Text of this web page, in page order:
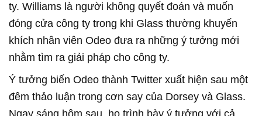
ty. Williams là người không quyết đoán và muốn
đóng cửa công ty trong khi Glass thường khuyến
khích nhân viên Odeo đưa ra những ý tưởng mới
nhằm tìm ra giải pháp cho công ty.
Ý tưởng biến Odeo thành Twitter xuất hiện sau một
đêm thảo luận trong cơn say của Dorsey và Glass.